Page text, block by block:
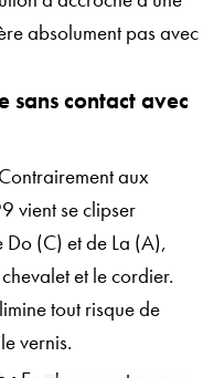
absolument pas avec
sans contact avec
aux
vient se clipser
Do (C) et de La (A),
et le cordier.
tout risque de
vernis.